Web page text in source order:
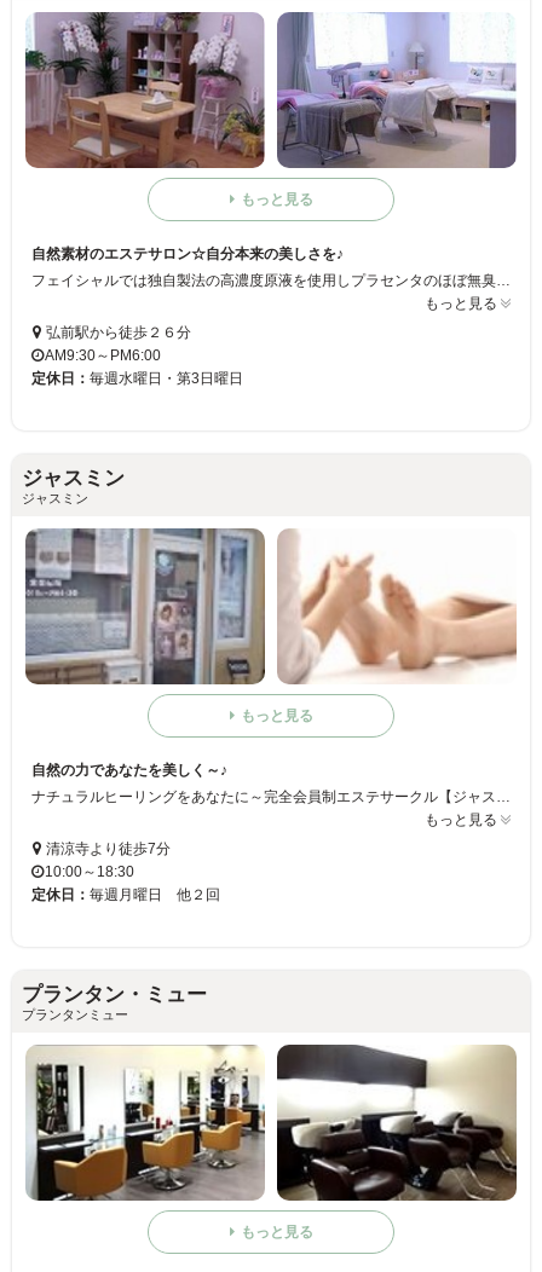
もっと見る
自然素材のエステサロン☆自分本来の美しさを♪
フェイシャルでは独自製法の高濃度原液を使用しプラセンタのほぼ無臭化に成功しました！ ボディは日本無圧式トリートメントなので、デリケートなお肌の方も安心☆ 単身営業なのでお客様との時間を大切にしています… 美とリラックスを堪能してください*:.｡. .｡.:*･゜ﾟ･*
もっと見る
弘前駅から徒歩２６分
AM9:30～PM6:00
定休日： 毎週水曜日・第3日曜日
ジャスミン
ジャスミン
もっと見る
自然の力であなたを美しく～♪
ナチュラルヒーリングをあなたに～完全会員制エステサークル【ジャスミン】☆.+。＊・.+。 美容室に行きたくても行けないお客様に訪問美容サービスを提供いたします★ 心と身体のリラクゼーションを通して、もっと美しくなりますよ♪ 心が癒されるような店内の雰囲気☆心を込めて丁寧な施術をおこなっていきます☆本格的な手技術☆ぜひ体験してみてはいかがでしょうか？？
もっと見る
清涼寺より徒歩7分
10:00～18:30
定休日： 毎週月曜日 他２回
プランタン・ミュー
プランタンミュー
もっと見る